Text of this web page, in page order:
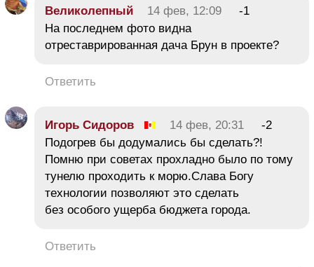
Великолепный 14 фев, 12:09
-1
На последнем фото видна
отреставрированная дача Брун в проекте?
Ответить
Игорь Сидоров 14 фев, 20:31
-2
Подогрев бы додумались бы сделать?!
Помню при советах прохладно было по тому
тунелю проходить к морю.Слава Богу
технологии позволяют это сделать
без особого ущерба бюджета города.
Ответить